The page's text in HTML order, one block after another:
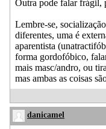
Outra pode falar frágil,
Lembre-se,
diferentes, uma é
aparentista
forma gordofóbico,
mais masc/andro, ou
mas ambas as coisas
danicamel